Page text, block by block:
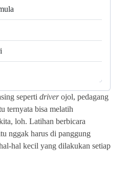
seperti driverojol, pedagang
ternyata bisa melatih
loh. Latihan berbicara
nggak harus di panggung
hal kecil yang dilakukan setiap